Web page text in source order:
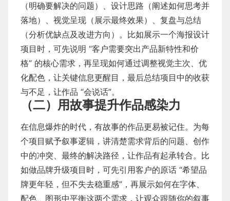
（明确要解决的问题）、设计思路（阐述如何思考并
落地）、视觉呈现（展示最终效果）、复盘与总结
（分析优缺点及改进方向）。比如展示一个海报设计
项目时，可先说明 “客户需要突出产品新特性和价
格” 的核心需求，再呈现如何通过调整视觉主次、优
化配色，让关键信息更醒目，最后总结项目中的收获
与不足，让作品 “会说话”。
（二）用故事提升作品感染力
在信息爆炸的时代，有故事的作品更易被记住。为每
个项目赋予叙事逻辑，讲清楚需求背后的问题、创作
中的冲突、最终的解决路径，让作品有起承转合。比
如做品牌升级项目时，可先引用客户的原话 “希望品
牌更年轻，但不失去稳重感”，再展示如何在字体、
配色、图形中平衡这两个需求，让观众跟随你的叙事